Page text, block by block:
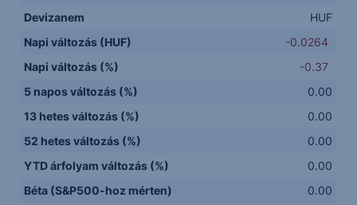
Devizanem
HUF
Napi változás (HUF)
-0.0264
Napi változás (%)
-0.37
5 napos változás (%)
0.00
13 hetes változás (%)
0.00
52 hetes változás (%)
0.00
YTD árfolyam változás (%)
0.00
Béta (S&P500-hoz mérten)
0.00